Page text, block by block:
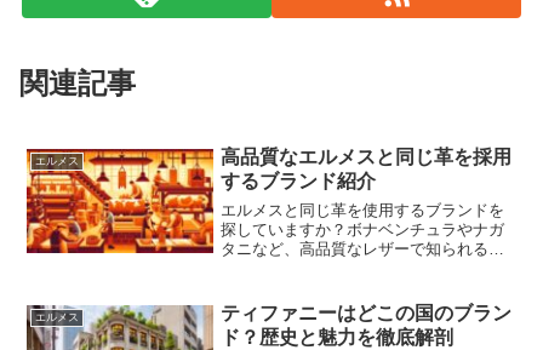
関連記事
エルメス
高品質なエルメスと同じ革を採用
するブランド紹介
エルメスと同じ革を使用するブランドを
探していますか？ボナベンチュラやナガ
タニなど、高品質なレザーで知られる選
る方法をご紹介します。
エルメス
ティファニーはどこの国のブラン
ド？歴史と魅力を徹底解剖